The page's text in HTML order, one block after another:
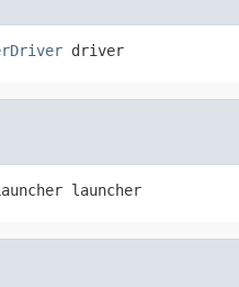
driver
launcher